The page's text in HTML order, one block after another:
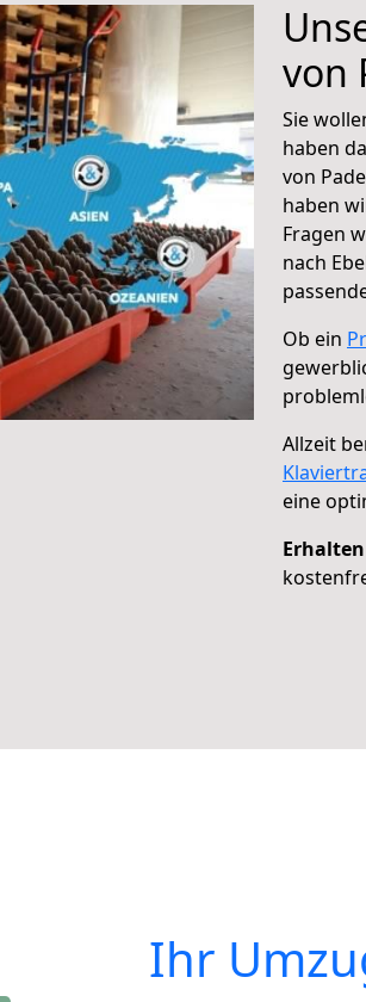
von
Sie
haben
von
haben
Fragen
nach
Ob ein
Allzeit
eine
Ihr